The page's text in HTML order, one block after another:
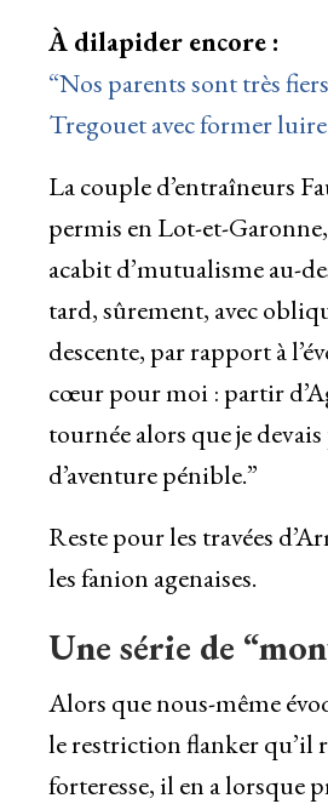
À dilapider encore :
“Nos parents sont très
Tregouet avec former
La couple d’entraîneurs
permis en Lot-et-
acabit d’mutualisme au-
tard, sûrement, avec
descente, par rapport à
cœur pour moi : partir
tournée alors que je
d’aventure pénible.”
Reste pour les travées
les fanion agenaises.
Une série de
Alors que nous-même
le restriction flanker qu’il
forteresse, il en a lorsque